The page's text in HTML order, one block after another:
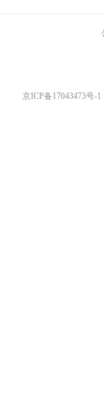
京ICP备17043473号-1